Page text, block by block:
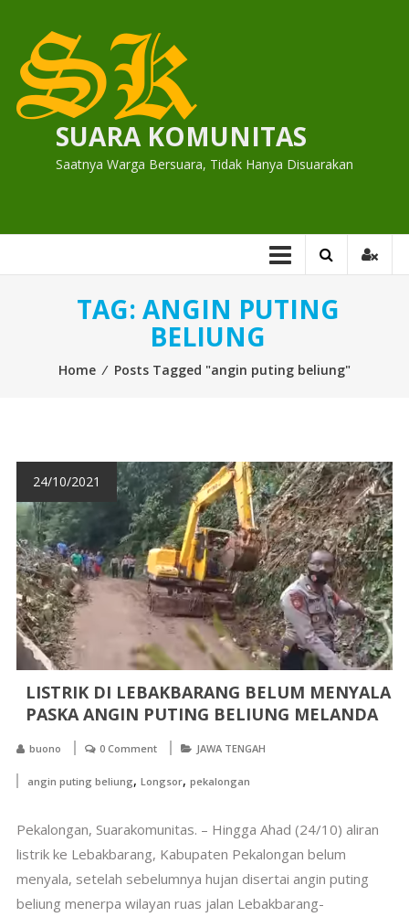
content
SUARA KOMUNITAS
Saatnya Warga Bersuara, Tidak Hanya Disuarakan
TAG: ANGIN PUTING
BELIUNG
Home ⁄ Posts Tagged "angin puting beliung"
24/10/2021
LISTRIK DI LEBAKBARANG BELUM MENYALA
PASKA ANGIN PUTING BELIUNG MELANDA
buono 0 Comment JAWA TENGAH
angin puting beliung, Longsor, pekalongan
Pekalongan, Suarakomunitas. – Hingga Ahad (24/10) aliran
listrik ke Lebakbarang, Kabupaten Pekalongan belum
menyala, setelah sebelumnya hujan disertai angin puting
beliung menerpa wilayan ruas jalan Lebakbarang-